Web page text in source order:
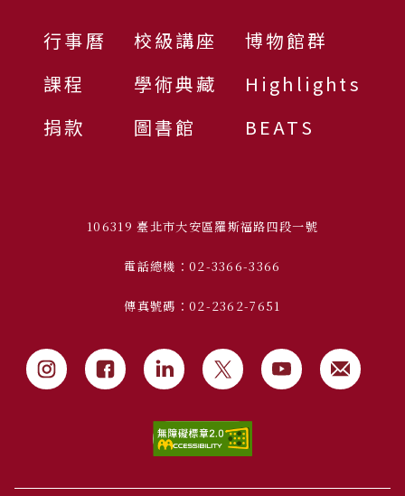
行事曆
課程
捐款
校級講座
學術典藏
圖書館
博物館群
Highlights
BEATS
106319 臺北市大安區羅斯福路四段一號
電話總機：02-3366-3366
傳真號碼：02-2362-7651